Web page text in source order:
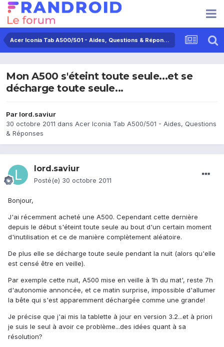
Acer Iconia Tab A500/501 - Aides, Questions & Réponses
Mon A500 s'éteint toute seule...et se
décharge toute seule...
Par lord.saviur
30 octobre 2011 dans Acer Iconia Tab A500/501 - Aides, Questions
& Réponses
lord.saviur
Posté(e) 30 octobre 2011
Bonjour,
J'ai récemment acheté une A500. Cependant cette dernière
depuis le début s'éteint toute seule au bout d'un certain moment
d'inutilisation et ce de manière complètement aléatoire.
De plus elle se décharge toute seule pendant la nuit (alors qu'elle
est censé être en veille).
Par exemple cette nuit, A500 mise en veille à 1h du mat', reste 7h
d'autonomie annoncée, et ce matin surprise, impossible d'allumer
la bête qui s'est apparemment déchargée comme une grande!
Je précise que j'ai mis la tablette à jour en version 3.2...et à priori
je suis le seul à avoir ce problème...des idées quant à sa
résolution?